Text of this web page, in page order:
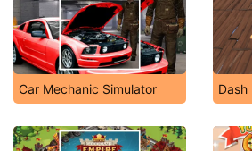
Car Mechanic Simulator Dash